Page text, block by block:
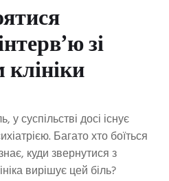
зі
клініки
у суспільстві досі існує
Багато хто боїться
куди звернутися з
вирішує цей біль?